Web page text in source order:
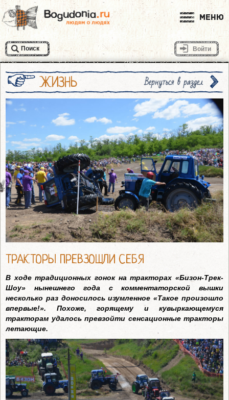
Меню
Поиск Войти
ЖИЗНЬ Вернуться в раздел
ТРАКТОРЫ ПРЕВЗОШЛИ СЕБЯ
В ходе традиционных гонок на тракторах «Бизон-Трек-
Шоу» нынешнего года с комментаторской вышки
несколько раз доносилось изумленное «Такое произошло
впервые!». Похоже, горящему и кувыркающемуся
тракторам удалось превзойти сенсационные тракторы
летающие.